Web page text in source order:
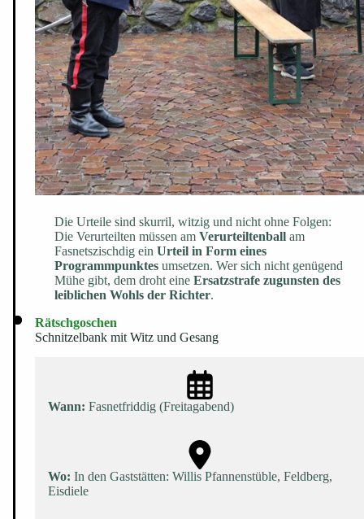
Die Urteile sind skurril, witzig und nicht ohne Folgen:
Die Verurteilten müssen am Verurteiltenball am
Fasnetszischdig ein Urteil in Form eines
Programmpunktes umsetzen. Wer sich nicht genügend
Mühe gibt, dem droht eine Ersatzstrafe zugunsten des
leiblichen Wohls der Richter.
Rätschgoschen
Schnitzelbank mit Witz und Gesang
Wann: Fasnetfriddig (Freitagabend)
Wo: In den Gaststätten: Willis Pfannenstüble, Feldberg,
Eisdiele